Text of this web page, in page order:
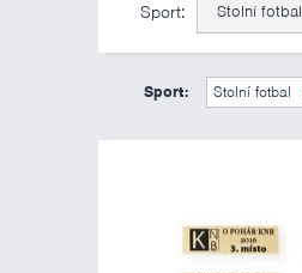
Sport: Stolní fotbal
Sport: Stolní fotbal